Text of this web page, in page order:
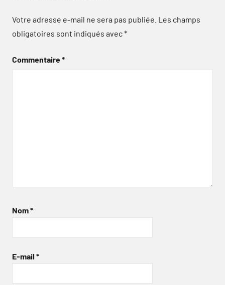
Votre adresse e-mail ne sera pas publiée. Les champs
obligatoires sont indiqués avec*
Commentaire*
Nom*
E-mail *